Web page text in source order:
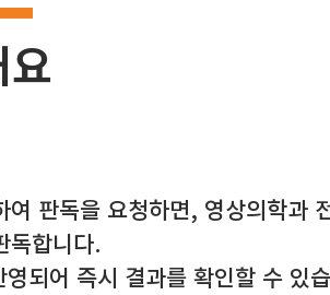
판독을 요청하면, 영상의학과
독합니다.
되어 즉시 결과를 확인할 수 있